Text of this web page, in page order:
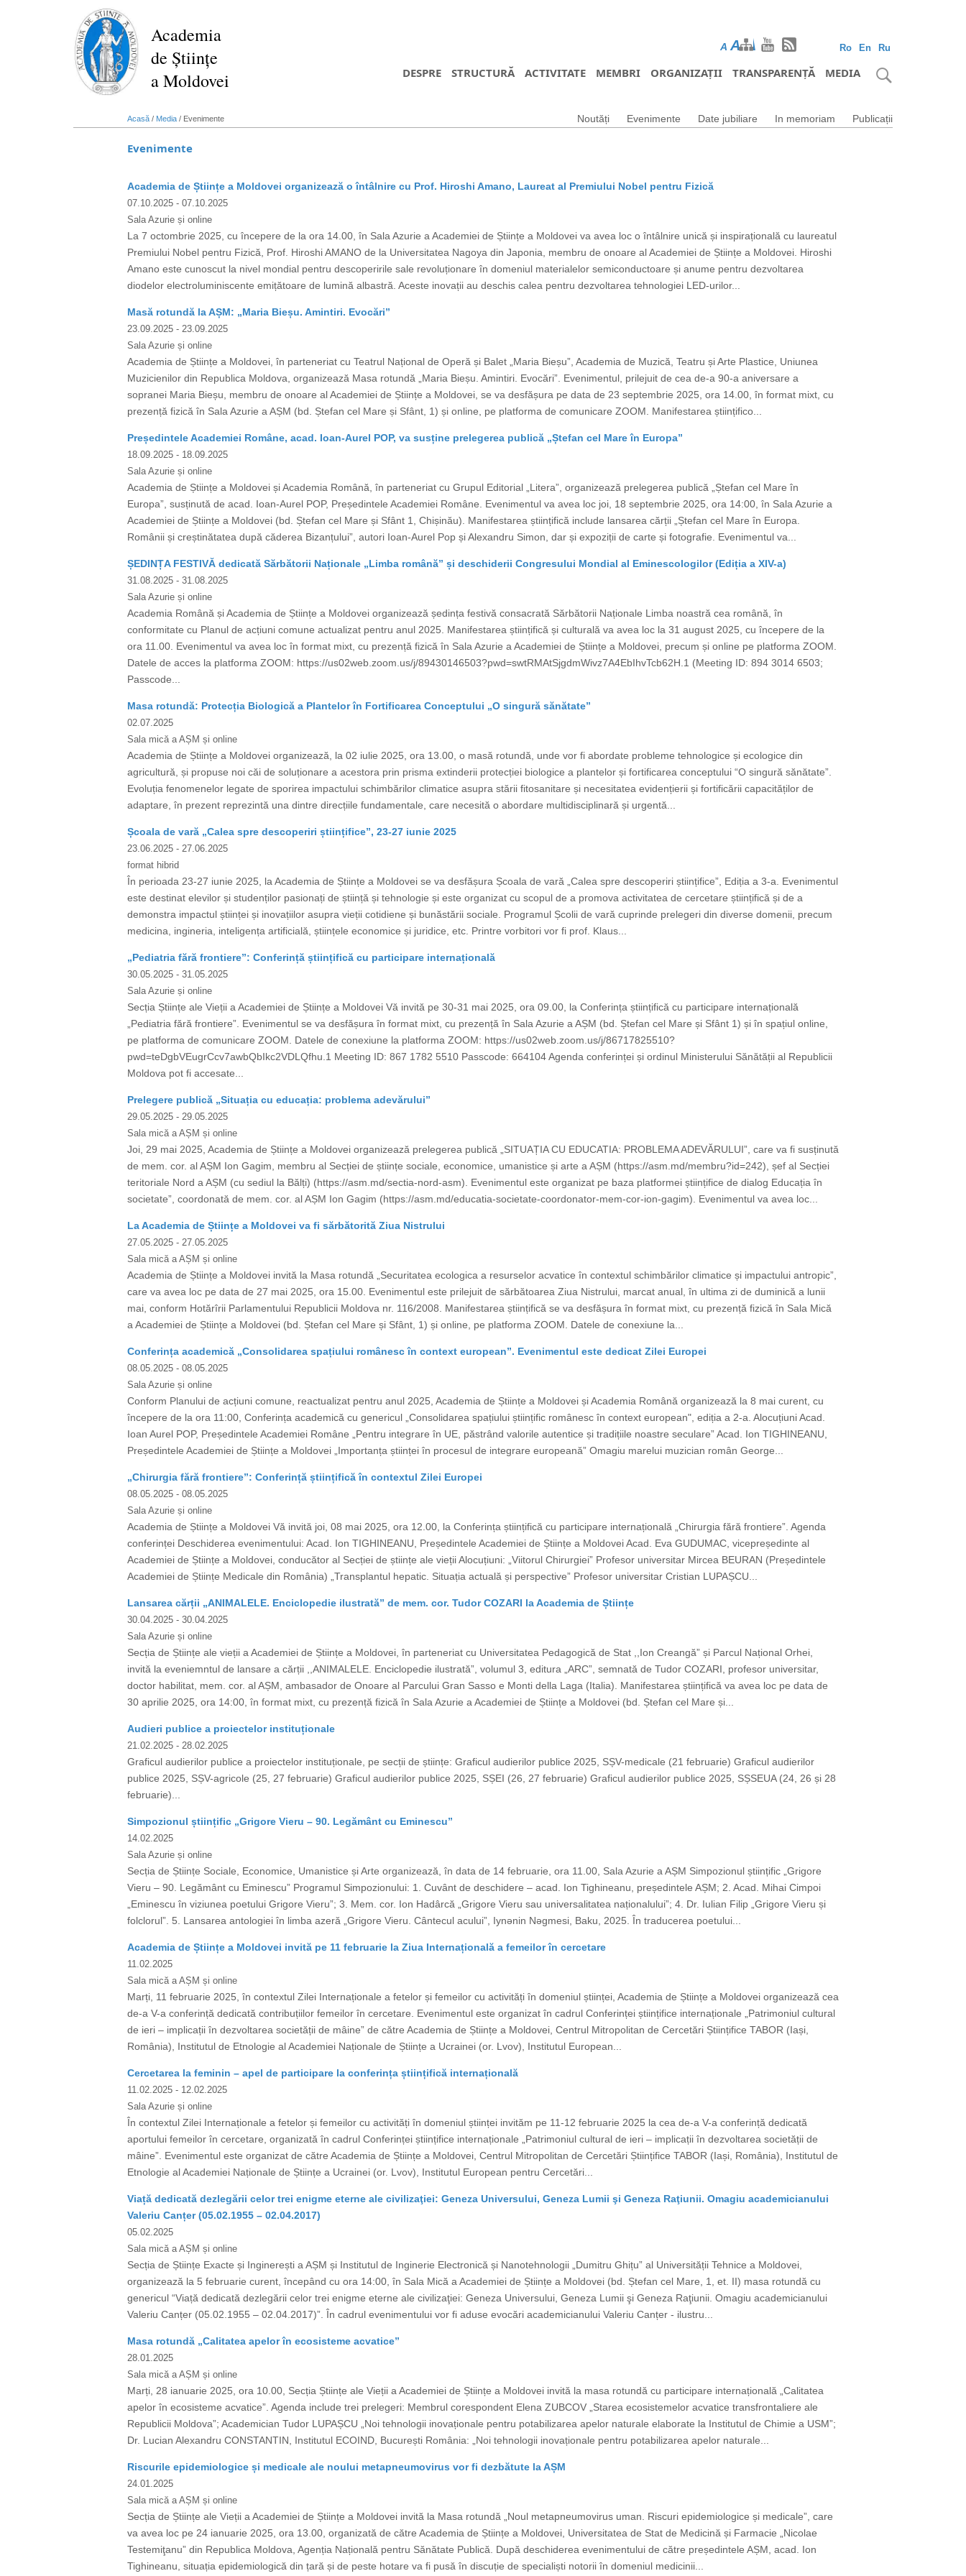
Academia
de Științe
a Moldovei
Ro En Ru
A AA
DESPRE STRUCTURĂ ACTIVITATE MEMBRI ORGANIZAȚII TRANSPARENȚĂ MEDIA
Acasă / Media / Evenimente Noutăți Evenimente Date jubiliare In memoriam Publicații
Evenimente
Academia de Științe a Moldovei organizează o întâlnire cu Prof. Hiroshi Amano, Laureat al Premiului Nobel pentru Fizică
07.10.2025 - 07.10.2025
Sala Azurie și online
La 7 octombrie 2025, cu începere de la ora 14.00, în Sala Azurie a Academiei de Științe a Moldovei va avea loc o întâlnire unică și inspirațională cu laureatul
Premiului Nobel pentru Fizică, Prof. Hiroshi AMANO de la Universitatea Nagoya din Japonia, membru de onoare al Academiei de Științe a Moldovei. Hiroshi
Amano este cunoscut la nivel mondial pentru descoperirile sale revoluționare în domeniul materialelor semiconductoare și anume pentru dezvoltarea
diodelor electroluminiscente emițătoare de lumină albastră. Aceste inovații au deschis calea pentru dezvoltarea tehnologiei LED-urilor...
Masă rotundă la AȘM: „Maria Bieșu. Amintiri. Evocări”
23.09.2025 - 23.09.2025
Sala Azurie și online
Academia de Științe a Moldovei, în parteneriat cu Teatrul Național de Operă și Balet „Maria Bieșu”, Academia de Muzică, Teatru și Arte Plastice, Uniunea
Muzicienilor din Republica Moldova, organizează Masa rotundă „Maria Bieșu. Amintiri. Evocări”. Evenimentul, prilejuit de cea de-a 90-a aniversare a
sopranei Maria Bieșu, membru de onoare al Academiei de Științe a Moldovei, se va desfășura pe data de 23 septembrie 2025, ora 14.00, în format mixt, cu
prezență fizică în Sala Azurie a AȘM (bd. Ștefan cel Mare și Sfânt, 1) și online, pe platforma de comunicare ZOOM. Manifestarea științifico...
Președintele Academiei Române, acad. Ioan-Aurel POP, va susține prelegerea publică „Ștefan cel Mare în Europa”
18.09.2025 - 18.09.2025
Sala Azurie și online
Academia de Științe a Moldovei și Academia Română, în parteneriat cu Grupul Editorial „Litera”, organizează prelegerea publică „Ștefan cel Mare în
Europa”, susținută de acad. Ioan-Aurel POP, Președintele Academiei Române. Evenimentul va avea loc joi, 18 septembrie 2025, ora 14:00, în Sala Azurie a
Academiei de Științe a Moldovei (bd. Ștefan cel Mare și Sfânt 1, Chișinău). Manifestarea științifică include lansarea cărții „Ștefan cel Mare în Europa.
Românii și creștinătatea după căderea Bizanțului”, autori Ioan-Aurel Pop și Alexandru Simon, dar și expoziții de carte și fotografie. Evenimentul va...
ȘEDINȚA FESTIVĂ dedicată Sărbătorii Naționale „Limba română” și deschiderii Congresului Mondial al Eminescologilor (Ediția a XIV-a)
31.08.2025 - 31.08.2025
Sala Azurie și online
Academia Română și Academia de Științe a Moldovei organizează ședința festivă consacrată Sărbătorii Naționale Limba noastră cea română, în
conformitate cu Planul de acțiuni comune actualizat pentru anul 2025. Manifestarea științifică și culturală va avea loc la 31 august 2025, cu începere de la
ora 11.00. Evenimentul va avea loc în format mixt, cu prezență fizică în Sala Azurie a Academiei de Științe a Moldovei, precum și online pe platforma ZOOM.
Datele de acces la platforma ZOOM: https://us02web.zoom.us/j/89430146503?pwd=swtRMAtSjgdmWivz7A4EbIhvTcb62H.1 (Meeting ID: 894 3014 6503;
Passcode...
Masa rotundă: Protecția Biologică a Plantelor în Fortificarea Conceptului „O singură sănătate”
02.07.2025
Sala mică a AȘM și online
Academia de Științe a Moldovei organizează, la 02 iulie 2025, ora 13.00, o masă rotundă, unde vor fi abordate probleme tehnologice și ecologice din
agricultură, și propuse noi căi de soluționare a acestora prin prisma extinderii protecției biologice a plantelor și fortificarea conceptului “O singură sănătate”.
Evoluția fenomenelor legate de sporirea impactului schimbărilor climatice asupra stării fitosanitare și necesitatea evidențierii și fortificării capacităților de
adaptare, în prezent reprezintă una dintre direcțiile fundamentale, care necesită o abordare multidisciplinară și urgentă...
Școala de vară „Calea spre descoperiri științifice”, 23-27 iunie 2025
23.06.2025 - 27.06.2025
format hibrid
În perioada 23-27 iunie 2025, la Academia de Științe a Moldovei se va desfășura Școala de vară „Calea spre descoperiri științifice”, Ediția a 3-a. Evenimentul
este destinat elevilor și studenților pasionați de știință și tehnologie și este organizat cu scopul de a promova activitatea de cercetare științifică și de a
demonstra impactul științei și inovațiilor asupra vieții cotidiene și bunăstării sociale. Programul Școlii de vară cuprinde prelegeri din diverse domenii, precum
medicina, ingineria, inteligența artificială, științele economice și juridice, etc. Printre vorbitori vor fi prof. Klaus...
„Pediatria fără frontiere”: Conferință științifică cu participare internațională
30.05.2025 - 31.05.2025
Sala Azurie și online
Secția Științe ale Vieții a Academiei de Științe a Moldovei Vă invită pe 30-31 mai 2025, ora 09.00, la Conferința științifică cu participare internațională
„Pediatria fără frontiere”. Evenimentul se va desfășura în format mixt, cu prezență în Sala Azurie a AȘM (bd. Ștefan cel Mare și Sfânt 1) și în spațiul online,
pe platforma de comunicare ZOOM. Datele de conexiune la platforma ZOOM: https://us02web.zoom.us/j/86717825510?
pwd=teDgbVEugrCcv7awbQbIkc2VDLQfhu.1 Meeting ID: 867 1782 5510 Passcode: 664104 Agenda conferinței și ordinul Ministerului Sănătății al Republicii
Moldova pot fi accesate...
Prelegere publică „Situația cu educația: problema adevărului”
29.05.2025 - 29.05.2025
Sala mică a AȘM și online
Joi, 29 mai 2025, Academia de Științe a Moldovei organizează prelegerea publică „SITUAȚIA CU EDUCATIA: PROBLEMA ADEVĂRULUI”, care va fi susținută
de mem. cor. al AȘM Ion Gagim, membru al Secției de științe sociale, economice, umanistice și arte a AȘM (https://asm.md/membru?id=242), șef al Secției
teritoriale Nord a AȘM (cu sediul la Bălți) (https://asm.md/sectia-nord-asm). Evenimentul este organizat pe baza platformei științifice de dialog Educația în
societate”, coordonată de mem. cor. al AȘM Ion Gagim (https://asm.md/educatia-societate-coordonator-mem-cor-ion-gagim). Evenimentul va avea loc...
La Academia de Științe a Moldovei va fi sărbătorită Ziua Nistrului
27.05.2025 - 27.05.2025
Sala mică a AȘM și online
Academia de Științe a Moldovei invită la Masa rotundă „Securitatea ecologica a resurselor acvatice în contextul schimbărilor climatice și impactului antropic”,
care va avea loc pe data de 27 mai 2025, ora 15.00. Evenimentul este prilejuit de sărbătoarea Ziua Nistrului, marcat anual, în ultima zi de duminică a lunii
mai, conform Hotărîrii Parlamentului Republicii Moldova nr. 116/2008. Manifestarea științifică se va desfășura în format mixt, cu prezență fizică în Sala Mică
a Academiei de Științe a Moldovei (bd. Ștefan cel Mare și Sfânt, 1) și online, pe platforma ZOOM. Datele de conexiune la...
Conferința academică „Consolidarea spațiului românesc în context european”. Evenimentul este dedicat Zilei Europei
08.05.2025 - 08.05.2025
Sala Azurie și online
Conform Planului de acțiuni comune, reactualizat pentru anul 2025, Academia de Științe a Moldovei și Academia Română organizează la 8 mai curent, cu
începere de la ora 11:00, Conferința academică cu genericul „Consolidarea spațiului științific românesc în context european", ediția a 2-a. Alocuțiuni Acad.
Ioan Aurel POP, Președintele Academiei Române „Pentru integrare în UE, păstrând valorile autentice și tradițiile noastre seculare” Acad. Ion TIGHINEANU,
Președintele Academiei de Științe a Moldovei „Importanța științei în procesul de integrare europeană” Omagiu marelui muzician român George...
„Chirurgia fără frontiere”: Conferință științifică în contextul Zilei Europei
08.05.2025 - 08.05.2025
Sala Azurie și online
Academia de Științe a Moldovei Vă invită joi, 08 mai 2025, ora 12.00, la Conferința științifică cu participare internațională „Chirurgia fără frontiere”. Agenda
conferinței Deschiderea evenimentului: Acad. Ion TIGHINEANU, Președintele Academiei de Științe a Moldovei Acad. Eva GUDUMAC, vicepreședinte al
Academiei de Științe a Moldovei, conducător al Secției de științe ale vieții Alocuțiuni: „Viitorul Chirurgiei” Profesor universitar Mircea BEURAN (Președintele
Academiei de Științe Medicale din România) „Transplantul hepatic. Situația actuală și perspective” Profesor universitar Cristian LUPAȘCU...
Lansarea cărții „ANIMALELE. Enciclopedie ilustrată” de mem. cor. Tudor COZARI la Academia de Științe
30.04.2025 - 30.04.2025
Sala Azurie și online
Secția de Științe ale vieții a Academiei de Științe a Moldovei, în parteneriat cu Universitatea Pedagogică de Stat ,,Ion Creangă” și Parcul Național Orhei,
invită la eveniemntul de lansare a cărții ,,ANIMALELE. Enciclopedie ilustrată”, volumul 3, editura „ARC”, semnată de Tudor COZARI, profesor universitar,
doctor habilitat, mem. cor. al AȘM, ambasador de Onoare al Parcului Gran Sasso e Monti della Laga (Italia). Manifestarea științifică va avea loc pe data de
30 aprilie 2025, ora 14:00, în format mixt, cu prezență fizică în Sala Azurie a Academiei de Științe a Moldovei (bd. Ștefan cel Mare și...
Audieri publice a proiectelor instituționale
21.02.2025 - 28.02.2025
Graficul audierilor publice a proiectelor instituționale, pe secții de științe: Graficul audierilor publice 2025, SȘV-medicale (21 februarie) Graficul audierilor
publice 2025, SȘV-agricole (25, 27 februarie) Graficul audierilor publice 2025, SȘEI (26, 27 februarie) Graficul audierilor publice 2025, SȘSEUA (24, 26 și 28
februarie)...
Simpozionul științific „Grigore Vieru – 90. Legământ cu Eminescu”
14.02.2025
Sala Azurie și online
Secția de Științe Sociale, Economice, Umanistice și Arte organizează, în data de 14 februarie, ora 11.00, Sala Azurie a AȘM Simpozionul științific „Grigore
Vieru – 90. Legământ cu Eminescu” Programul Simpozionului: 1. Cuvânt de deschidere – acad. Ion Tighineanu, președintele AȘM; 2. Acad. Mihai Cimpoi
„Eminescu în viziunea poetului Grigore Vieru”; 3. Mem. cor. Ion Hadârcă „Grigore Vieru sau universalitatea naționalului”; 4. Dr. Iulian Filip „Grigore Vieru și
folclorul”. 5. Lansarea antologiei în limba azeră „Grigore Vieru. Cântecul acului”, Iynǝnin Nǝgmesi, Baku, 2025. În traducerea poetului...
Academia de Științe a Moldovei invită pe 11 februarie la Ziua Internațională a femeilor în cercetare
11.02.2025
Sala mică a AȘM și online
Marți, 11 februarie 2025, în contextul Zilei Internaționale a fetelor și femeilor cu activități în domeniul științei, Academia de Științe a Moldovei organizează cea
de-a V-a conferință dedicată contribuțiilor femeilor în cercetare. Evenimentul este organizat în cadrul Conferinței științifice internaționale „Patrimoniul cultural
de ieri – implicații în dezvoltarea societății de mâine” de către Academia de Științe a Moldovei, Centrul Mitropolitan de Cercetări Științifice TABOR (Iași,
România), Institutul de Etnologie al Academiei Naționale de Științe a Ucrainei (or. Lvov), Institutul European...
Cercetarea la feminin – apel de participare la conferința științifică internațională
11.02.2025 - 12.02.2025
Sala Azurie și online
În contextul Zilei Internaționale a fetelor și femeilor cu activități în domeniul științei invităm pe 11-12 februarie 2025 la cea de-a V-a conferință dedicată
aportului femeilor în cercetare, organizată în cadrul Conferinței științifice internaționale „Patrimoniul cultural de ieri – implicații în dezvoltarea societății de
mâine”. Evenimentul este organizat de către Academia de Științe a Moldovei, Centrul Mitropolitan de Cercetări Științifice TABOR (Iași, România), Institutul de
Etnologie al Academiei Naționale de Științe a Ucrainei (or. Lvov), Institutul European pentru Cercetări...
Viață dedicată dezlegării celor trei enigme eterne ale civilizaţiei: Geneza Universului, Geneza Lumii şi Geneza Raţiunii. Omagiu academicianului
Valeriu Canțer (05.02.1955 – 02.04.2017)
05.02.2025
Sala mică a AȘM și online
Secția de Științe Exacte și Inginerești a AȘM și Institutul de Inginerie Electronică și Nanotehnologii „Dumitru Ghițu” al Universității Tehnice a Moldovei,
organizează la 5 februarie curent, începând cu ora 14:00, în Sala Mică a Academiei de Științe a Moldovei (bd. Ștefan cel Mare, 1, et. II) masa rotundă cu
genericul “Viață dedicată dezlegării celor trei enigme eterne ale civilizaţiei: Geneza Universului, Geneza Lumii şi Geneza Raţiunii. Omagiu academicianului
Valeriu Canțer (05.02.1955 – 02.04.2017)”. În cadrul evenimentului vor fi aduse evocări academicianului Valeriu Canțer - ilustru...
Masa rotundă „Calitatea apelor în ecosisteme acvatice”
28.01.2025
Sala mică a AȘM și online
Marți, 28 ianuarie 2025, ora 10.00, Secția Științe ale Vieții a Academiei de Științe a Moldovei invită la masa rotundă cu participare internațională „Calitatea
apelor în ecosisteme acvatice”. Agenda include trei prelegeri: Membrul corespondent Elena ZUBCOV „Starea ecosistemelor acvatice transfrontaliere ale
Republicii Moldova”; Academician Tudor LUPAȘCU „Noi tehnologii inovaționale pentru potabilizarea apelor naturale elaborate la Institutul de Chimie a USM”;
Dr. Lucian Alexandru CONSTANTIN, Institutul ECOIND, București România: „Noi tehnologii inovaționale pentru potabilizarea apelor naturale...
Riscurile epidemiologice și medicale ale noului metapneumovirus vor fi dezbătute la AȘM
24.01.2025
Sala mică a AȘM și online
Secția de Științe ale Vieții a Academiei de Științe a Moldovei invită la Masa rotundă „Noul metapneumovirus uman. Riscuri epidemiologice și medicale”, care
va avea loc pe 24 ianuarie 2025, ora 13.00, organizată de către Academia de Științe a Moldovei, Universitatea de Stat de Medicină și Farmacie „Nicolae
Testemiţanu” din Republica Moldova, Agenția Națională pentru Sănătate Publică. După deschiderea evenimentului de către președintele AȘM, acad. Ion
Tighineanu, situația epidemiologică din țară și de peste hotare va fi pusă în discuție de specialiști notorii în domeniul medicinii...